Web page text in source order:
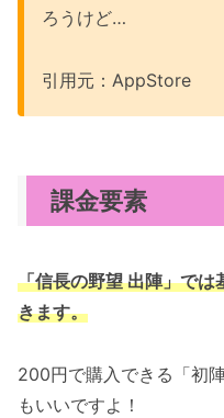
ろうけど…
引用元：AppStore
課金要素
「信長の野望 出陣」では
きます。
200円で購入できる「初
もいいですよ！